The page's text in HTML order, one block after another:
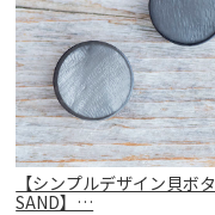
【シンプルデザイン貝ボ
SAND】…